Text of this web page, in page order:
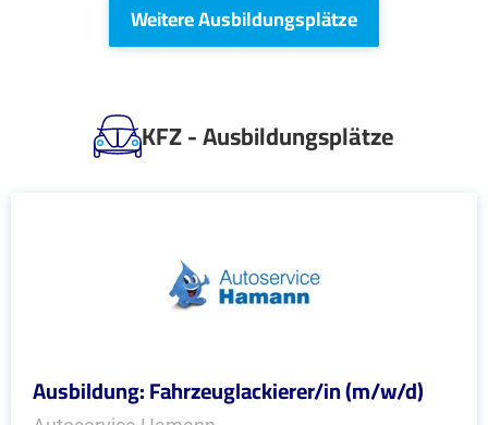
Weitere Ausbildungsplätze
KFZ - Ausbildungsplätze
Ausbildung: Fahrzeuglackierer/in (m/w/d)